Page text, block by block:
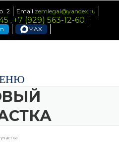
2 Email zemlegal@yandex.ru
; +7 (929) 563-12-60
MAX